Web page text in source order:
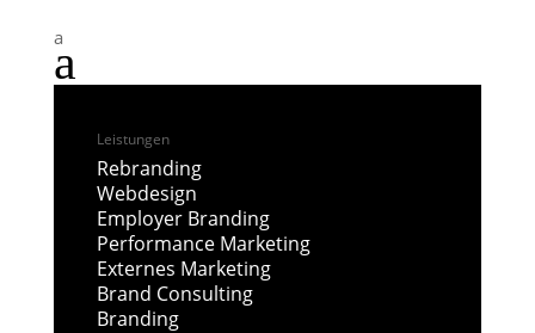
a
a
Leistungen
Rebranding
Webdesign
Employer Branding
Performance Marketing
Externes Marketing
Brand Consulting
Branding